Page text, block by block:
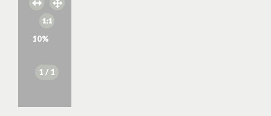
10%
1 / 1